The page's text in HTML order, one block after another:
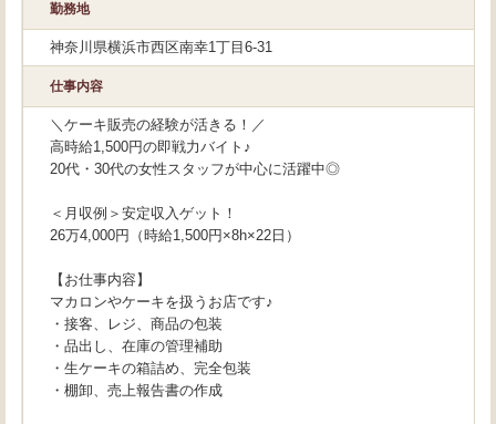
勤務地
神奈川県横浜市西区南幸1丁目6-31
仕事内容
＼ケーキ販売の経験が活きる！／
高時給1,500円の即戦力バイト♪
20代・30代の女性スタッフが中心に活躍中◎
＜月収例＞安定収入ゲット！
26万4,000円（時給1,500円×8h×22日）
【お仕事内容】
マカロンやケーキを扱うお店です♪
・接客、レジ、商品の包装
・品出し、在庫の管理補助
・生ケーキの箱詰め、完全包装
・棚卸、売上報告書の作成